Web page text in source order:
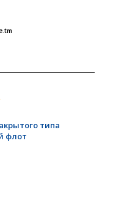
типа
флот